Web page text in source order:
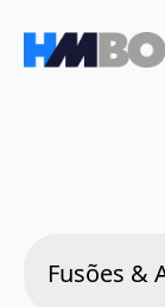
Fusões &